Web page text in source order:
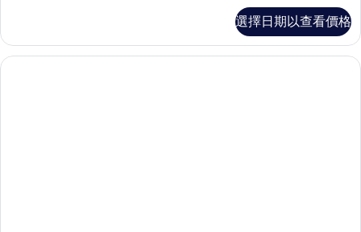
詳
情
選擇日期以查看價格